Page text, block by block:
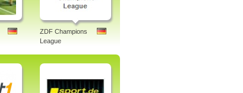
ZDF Champions
League